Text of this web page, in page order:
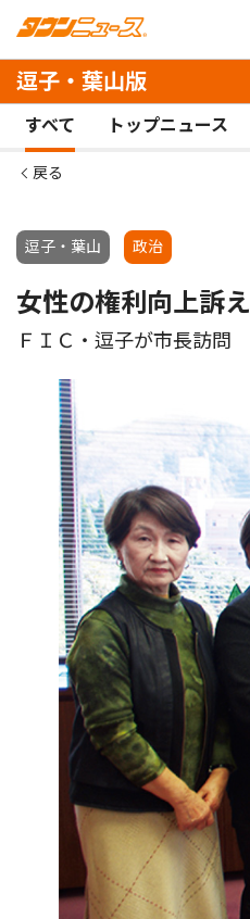
逗子・葉山版
すべて トップニュース
戻る
逗子・葉山 政治
女性の権利向上訴え
ＦＩＣ・逗子が市長訪問